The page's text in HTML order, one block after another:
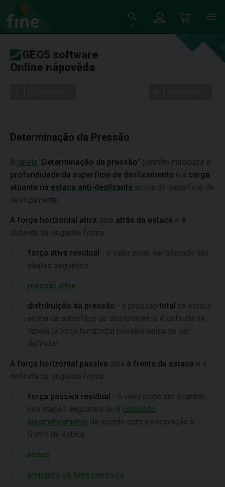
GEO5 software
Online nápověda
Determinação da Pressão
A janela "Determinação da pressão" permite introduzir a
profundidade da superfície de deslizamento e a carga
atuante na estaca anti-deslizante acima da superfície de
deslizamento.
A força horizontal ativa atua atrás da estaca e é
definida da seguinte forma:
força ativa residual - o valor pode ser alterado nas
etapas seguintes
pressão ativa
distribuição da pressão - a pressão total na estaca
acima da superfície de deslizamento é definida na
tabela (a força horizontal passiva deixa de ser
definida)
A força horizontal passiva atua à frente da estaca e é
definida da seguinte forma:
força passiva residual - o valor pode ser alterado
nas etapas seguintes ou é calculado
automaticamente de acordo com a escavação à
frente da estaca
molas
empuxos de terra passivos